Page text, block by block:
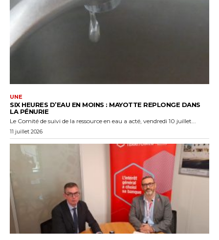
UNE
SIX HEURES D’EAU EN MOINS : MAYOTTE REPLONGE DANS
LA PÉNURIE
Le Comité de suivi de la ressource en eau a acté, vendredi 10 juillet...
11 juillet 2026